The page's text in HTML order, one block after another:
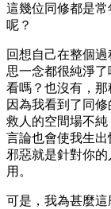
這幾位同修都是
呢？
回想自己在整個
思一念都很純淨
看嗎？也沒有，那
因為我看到了同
救人的空間場不
言論也會使我生
邪惡就是針對你
用。
可是，我為甚麼